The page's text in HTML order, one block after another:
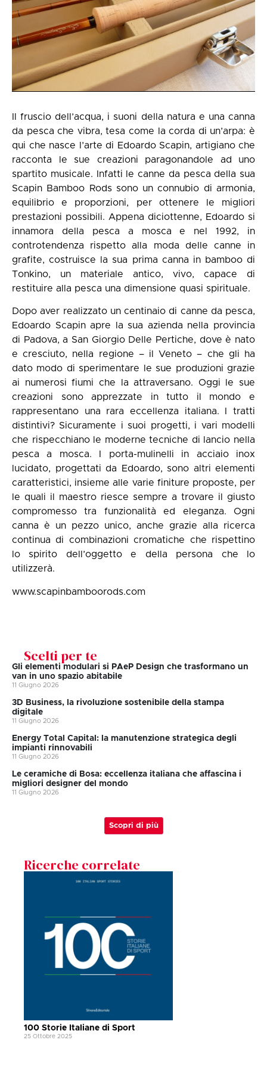
Il fruscio dell’acqua, i suoni della natura e una canna
da pesca che vibra, tesa come la corda di un’arpa: è
qui che nasce l’arte di Edoardo Scapin, artigiano che
racconta le sue creazioni paragonandole ad uno
spartito musicale. Infatti le canne da pesca della sua
Scapin Bamboo Rods sono un connubio di armonia,
equilibrio e proporzioni, per ottenere le migliori
prestazioni possibili. Appena diciottenne, Edoardo si
innamora della pesca a mosca e nel 1992, in
controtendenza rispetto alla moda delle canne in
grafite, costruisce la sua prima canna in bamboo di
Tonkino, un materiale antico, vivo, capace di
restituire alla pesca una dimensione quasi spirituale.
Dopo aver realizzato un centinaio di canne da pesca,
Edoardo Scapin apre la sua azienda nella provincia
di Padova, a San Giorgio Delle Pertiche, dove è nato
e cresciuto, nella regione – il Veneto – che gli ha
dato modo di sperimentare le sue produzioni grazie
ai numerosi fiumi che la attraversano. Oggi le sue
creazioni sono apprezzate in tutto il mondo e
rappresentano una rara eccellenza italiana. I tratti
distintivi? Sicuramente i suoi progetti, i vari modelli
che rispecchiano le moderne tecniche di lancio nella
pesca a mosca. I porta-mulinelli in acciaio inox
lucidato, progettati da Edoardo, sono altri elementi
caratteristici, insieme alle varie finiture proposte, per
le quali il maestro riesce sempre a trovare il giusto
compromesso tra funzionalità ed eleganza. Ogni
canna è un pezzo unico, anche grazie alla ricerca
continua di combinazioni cromatiche che rispettino
lo spirito dell’oggetto e della persona che lo
utilizzerà.
www.scapinbamboorods.com
Scelti per te
Gli elementi modulari si PAeP Design che trasformano un
van in uno spazio abitabile
11 Giugno 2026
3D Business, la rivoluzione sostenibile della stampa
digitale
11 Giugno 2026
Energy Total Capital: la manutenzione strategica degli
impianti rinnovabili
11 Giugno 2026
Le ceramiche di Bosa: eccellenza italiana che affascina i
migliori designer del mondo
11 Giugno 2026
Scopri di più
Ricerche correlate
100 Storie Italiane di Sport
25 Ottobre 2025